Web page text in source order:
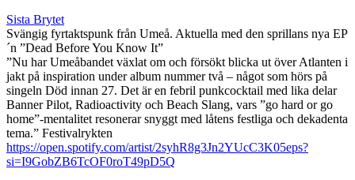
Sista Brytet
Svängig fyrtaktspunk från Umeå. Aktuella med den sprillans nya EP
´n ”Dead Before You Know It”
”Nu har Umeåbandet växlat om och försökt blicka ut över Atlanten i
jakt på inspiration under album nummer två – något som hörs på
singeln Död innan 27. Det är en febril punkcocktail med lika delar
Banner Pilot, Radioactivity och Beach Slang, vars ”go hard or go
home”-mentalitet resonerar snyggt med låtens festliga och dekadenta
tema.” Festivalrykten
https://open.spotify.com/artist/2syhR8g3Jn2YUcC3K05eps?
si=I9GobZB6TcOF0roT49pD5Q